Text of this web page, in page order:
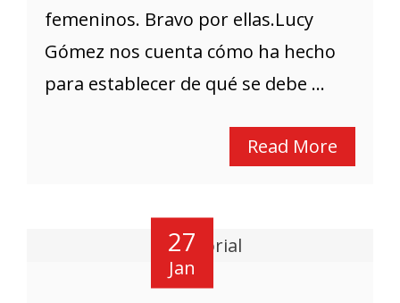
femeninos. Bravo por ellas.Lucy
Gómez nos cuenta cómo ha hecho
para establecer de qué se debe ...
Read More
27
Jan